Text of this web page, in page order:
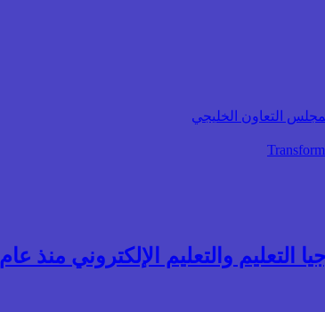
التعاون الخليجي
والتعليم الإلكتروني منذ عام 2003